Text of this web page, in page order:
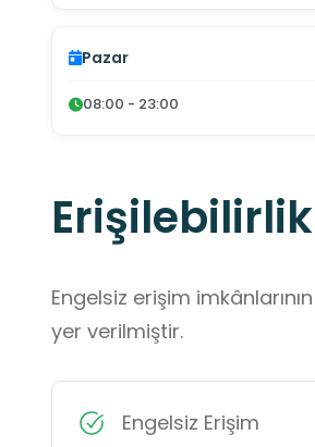
Pazar
08:00 - 23:00
Engelsiz erişim
yer verilmiştir.
Engelsiz Erişim